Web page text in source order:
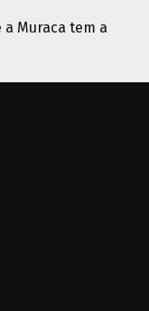
Muraca tem a